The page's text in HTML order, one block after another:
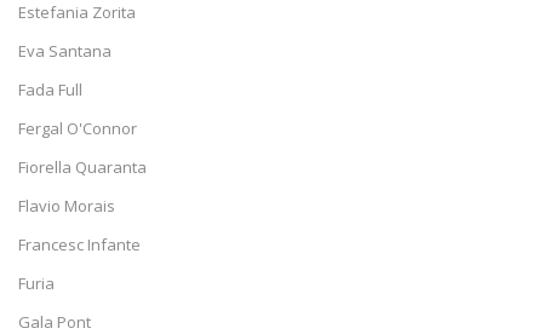
Estefania Zorita
Eva Santana
Fada Full
Fergal O'Connor
Fiorella Quaranta
Flavio Morais
Francesc Infante
Furia
Gala Pont